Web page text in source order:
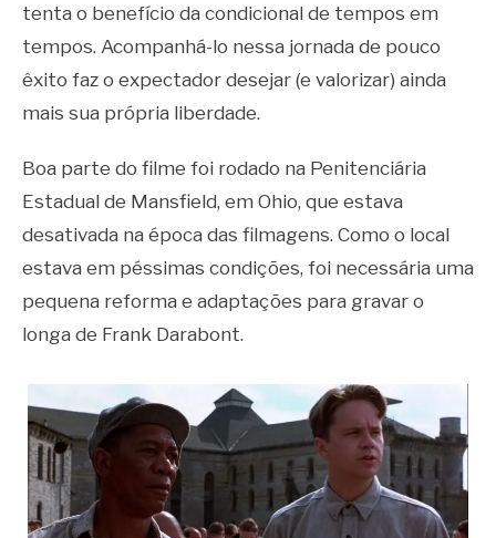
tenta o benefício da condicional de tempos em
tempos. Acompanhá-lo nessa jornada de pouco
êxito faz o expectador desejar (e valorizar) ainda
mais sua própria liberdade.
Boa parte do filme foi rodado na Penitenciária
Estadual de Mansfield, em Ohio, que estava
desativada na época das filmagens. Como o local
estava em péssimas condições, foi necessária uma
pequena reforma e adaptações para gravar o
longa de Frank Darabont.